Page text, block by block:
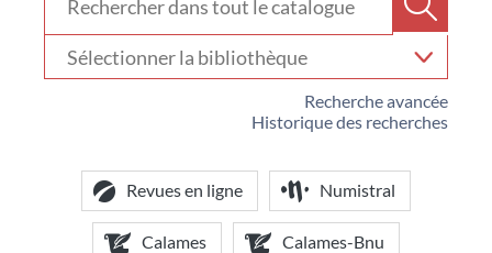
Recherche avancée
Historique des recherches
votre
bibliothèque
Revues en ligne Numistral
Calames Calames-Bnu